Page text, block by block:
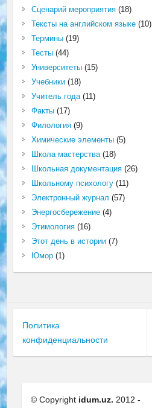
Сценарий мероприятия(18)
Тексты на английском языке(10)
Термины(19)
Тесты(44)
Университеты(15)
Учебники(18)
Учитель года(11)
Факты(17)
Филология(9)
Химические элементы(5)
Школа мастерства(18)
Школьная документация(26)
Школьному психологу(11)
Электронный журнал (57)
Энергосбережение(4)
Этимология(16)
Этот день в истории(7)
Юмор(1)
Политика
конфиденциальности
© Copyright idum.uz. 2012 -